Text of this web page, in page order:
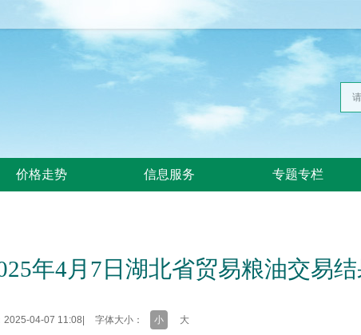
价格走势 信息服务 专题专栏
年4月7日湖北省贸易粮油交易
2025-04-07 11:08 字体大小： 小 大